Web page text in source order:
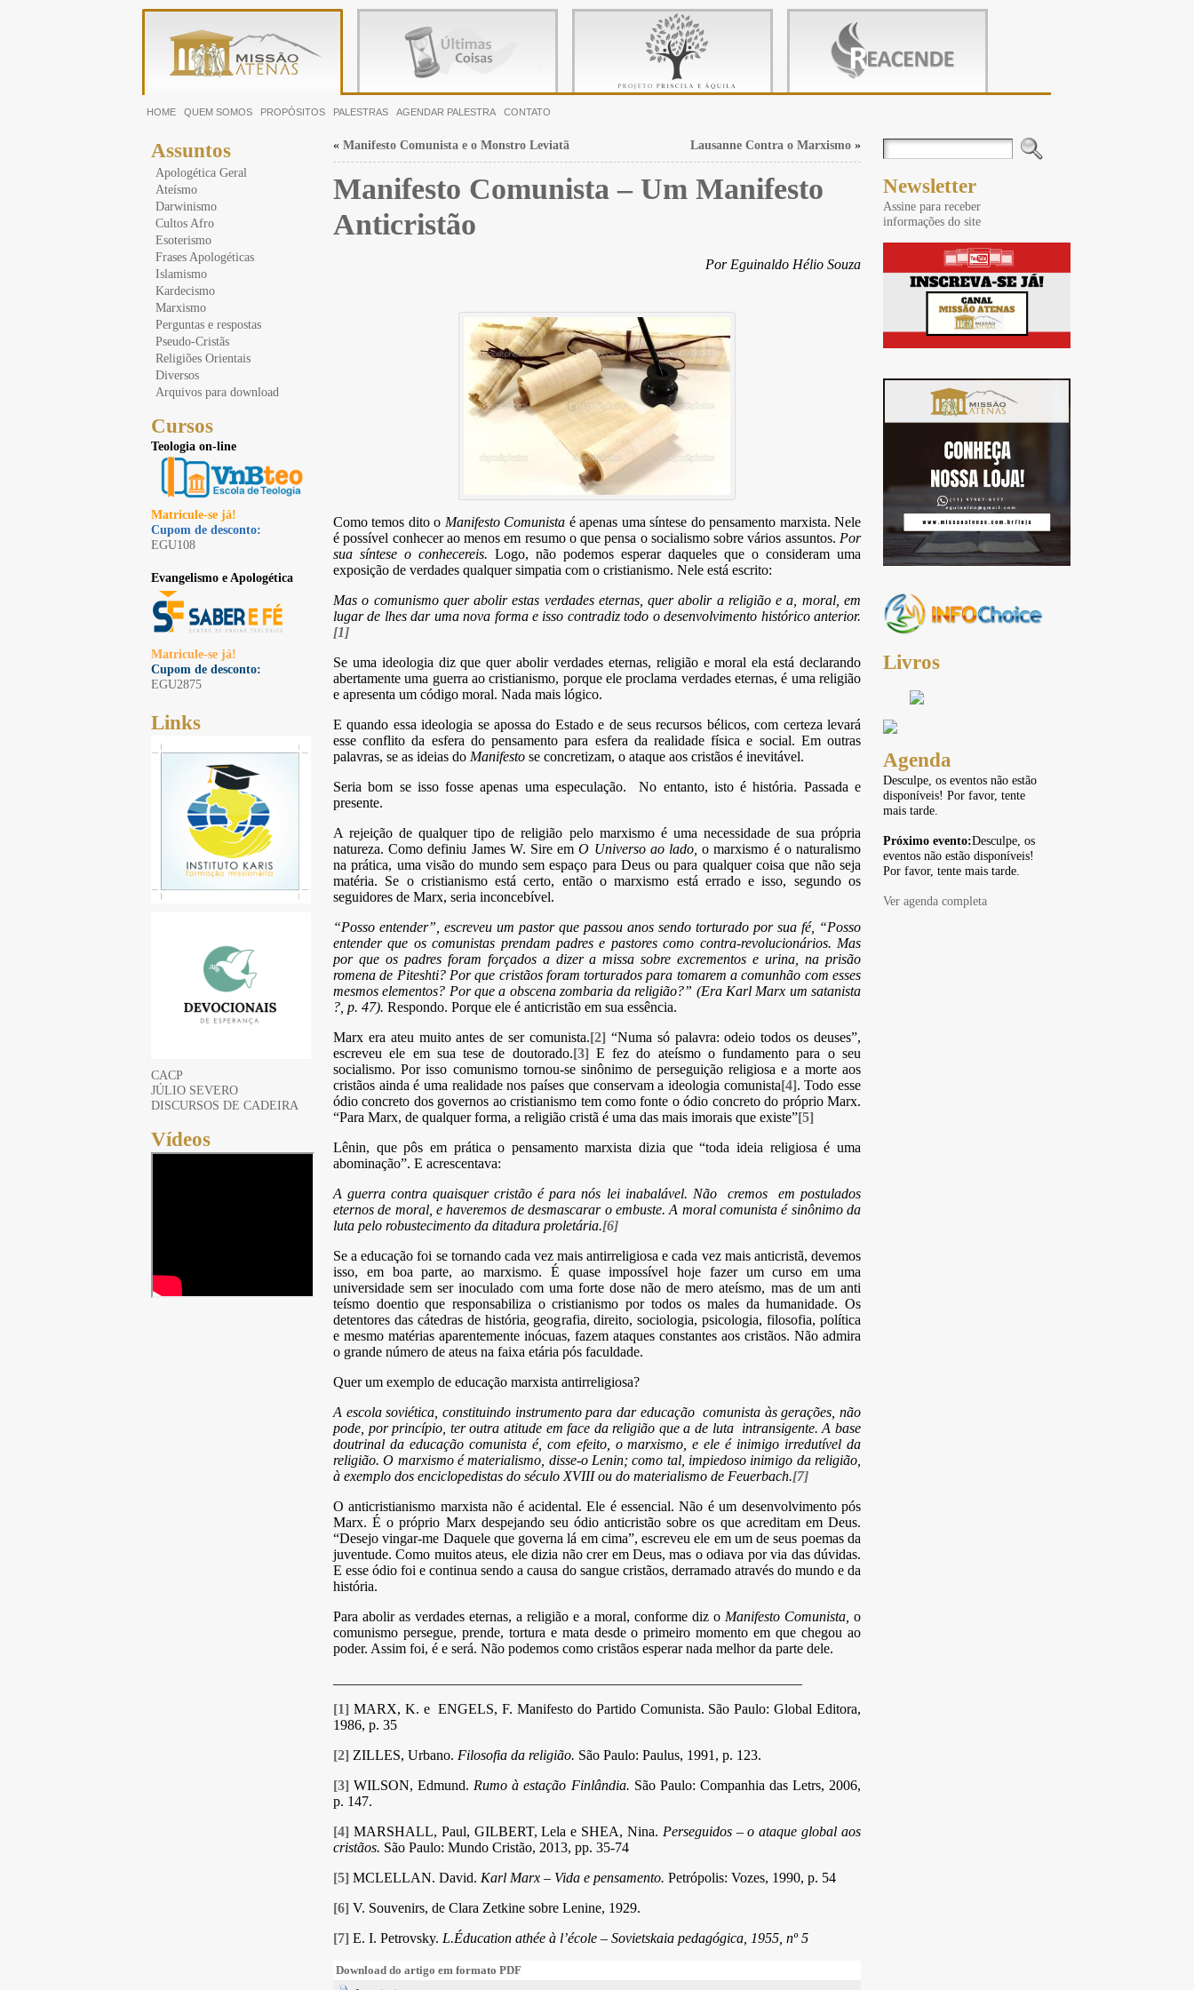
HOME QUEM SOMOS PROPÓSITOS PALESTRAS AGENDAR PALESTRA CONTATO
Assuntos
Apologética Geral
Ateísmo
Darwinismo
Cultos Afro
Esoterismo
Frases Apologéticas
Islamismo
Kardecismo
Marxismo
Perguntas e respostas
Pseudo-Cristãs
Religiões Orientais
Diversos
Arquivos para download
Cursos
Teologia on-line
Matricule-se já!
Cupom de desconto:
EGU108
Evangelismo e Apologética
Matricule-se já!
Cupom de desconto:
EGU2875
Links
CACP
JÚLIO SEVERO
DISCURSOS DE CADEIRA
Vídeos
« Manifesto Comunista e o Monstro Leviatã Lausanne Contra o Marxismo »
Manifesto Comunista – Um Manifesto
Anticristão
Por Eguinaldo Hélio Souza
Como temos dito o Manifesto Comunista é apenas uma síntese do pensamento marxista. Nele
é possível conhecer ao menos em resumo o que pensa o socialismo sobre vários assuntos. Por
sua síntese o conhecereis. Logo, não podemos esperar daqueles que o consideram uma
exposição de verdades qualquer simpatia com o cristianismo. Nele está escrito:
Mas o comunismo quer abolir estas verdades eternas, quer abolir a religião e a, moral, em
lugar de lhes dar uma nova forma e isso contradiz todo o desenvolvimento histórico anterior.
[1]
Se uma ideologia diz que quer abolir verdades eternas, religião e moral ela está declarando
abertamente uma guerra ao cristianismo, porque ele proclama verdades eternas, é uma religião
e apresenta um código moral. Nada mais lógico.
E quando essa ideologia se apossa do Estado e de seus recursos bélicos, com certeza levará
esse conflito da esfera do pensamento para esfera da realidade física e social. Em outras
palavras, se as ideias do Manifesto se concretizam, o ataque aos cristãos é inevitável.
Seria bom se isso fosse apenas uma especulação. No entanto, isto é história. Passada e
presente.
A rejeição de qualquer tipo de religião pelo marxismo é uma necessidade de sua própria
natureza. Como definiu James W. Sire emO Universo ao lado,o marxismo é o naturalismo
na prática, uma visão do mundo sem espaço para Deus ou para qualquer coisa que não seja
matéria. Se o cristianismo está certo, então o marxismo está errado e isso, segundo os
seguidores de Marx, seria inconcebível.
“Posso entender”, escreveu um pastor que passou anos sendo torturado por sua fé, “Posso
entender que os comunistas prendam padres e pastores como contra-revolucionários. Mas
por que os padres foram forçados a dizer a missa sobre excrementos e urina, na prisão
romena de Piteshti? Por que cristãos foram torturados para tomarem a comunhão com esses
mesmos elementos? Por que a obscena zombaria da religião?” (Era Karl Marx um satanista
?, p. 47). Respondo. Porque ele é anticristão em sua essência.
Marx era ateu muito antes de ser comunista.[2] “Numa só palavra: odeio todos os deuses”,
escreveu ele em sua tese de doutorado.[3] E fez do ateísmo o fundamento para o seu
socialismo. Por isso comunismo tornou-se sinônimo de perseguição religiosa e a morte aos
cristãos ainda é uma realidade nos países que conservam a ideologia comunista[4]. Todo esse
ódio concreto dos governos ao cristianismo tem como fonte o ódio concreto do próprio Marx.
“Para Marx, de qualquer forma, a religião cristã é uma das mais imorais que existe”[5]
Lênin, que pôs em prática o pensamento marxista dizia que “toda ideia religiosa é uma
abominação”. E acrescentava:
A guerra contra quaisquer cristão é para nós lei inabalável. Não cremos em postulados
eternos de moral, e haveremos de desmascarar o embuste. A moral comunista é sinônimo da
luta pelo robustecimento da ditadura proletária.[6]
Se a educação foi se tornando cada vez mais antirreligiosa e cada vez mais anticristã, devemos
isso, em boa parte, ao marxismo. É quase impossível hoje fazer um curso em uma
universidade sem ser inoculado com uma forte dose não de mero ateísmo, mas de um anti
teísmo doentio que responsabiliza o cristianismo por todos os males da humanidade. Os
detentores das cátedras de história, geografia, direito, sociologia, psicologia, filosofia, política
e mesmo matérias aparentemente inócuas, fazem ataques constantes aos cristãos. Não admira
o grande número de ateus na faixa etária pós faculdade.
Quer um exemplo de educação marxista antirreligiosa?
A escola soviética, constituindo instrumento para dar educação comunista às gerações, não
pode, por princípio, ter outra atitude em face da religião que a de luta intransigente. A base
doutrinal da educação comunista é, com efeito, o marxismo, e ele é inimigo irredutível da
religião. O marxismo é materialismo, disse-o Lenin; como tal, impiedoso inimigo da religião,
à exemplo dos enciclopedistas do século XVIII ou do materialismo de Feuerbach.[7]
O anticristianismo marxista não é acidental. Ele é essencial. Não é um desenvolvimento pós
Marx. É o próprio Marx despejando seu ódio anticristão sobre os que acreditam em Deus.
“Desejo vingar-me Daquele que governa lá em cima”, escreveu ele em um de seus poemas da
juventude. Como muitos ateus, ele dizia não crer em Deus, mas o odiava por via das dúvidas.
E esse ódio foi e continua sendo a causa do sangue cristãos, derramado através do mundo e da
história.
Para abolir as verdades eternas, a religião e a moral, conforme diz o Manifesto Comunista, o
comunismo persegue, prende, tortura e mata desde o primeiro momento em que chegou ao
poder. Assim foi, é e será. Não podemos como cristãos esperar nada melhor da parte dele.
[1] MARX, K. e ENGELS, F. Manifesto do Partido Comunista. São Paulo: Global Editora,
1986, p. 35
[2] ZILLES, Urbano. Filosofia da religião. São Paulo: Paulus, 1991, p. 123.
[3] WILSON, Edmund. Rumo à estação Finlândia. São Paulo: Companhia das Letrs, 2006,
p. 147.
[4] MARSHALL, Paul, GILBERT, Lela e SHEA, Nina. Perseguidos – o ataque global aos
cristãos. São Paulo: Mundo Cristão, 2013, pp. 35-74
[5] MCLELLAN. David. Karl Marx – Vida e pensamento. Petrópolis: Vozes, 1990, p. 54
[6] V. Souvenirs, de Clara Zetkine sobre Lenine, 1929.
[7] E. I. Petrovsky. L.Éducation athée à l’école – Sovietskaia pedagógica, 1955, nº 5
Download do artigo em formato PDF
Newsletter
Assine para receber
informações do site
Livros
Agenda
Desculpe, os eventos não estão
disponíveis! Por favor, tente
mais tarde.
Próximo evento:Desculpe, os
eventos não estão disponíveis!
Por favor, tente mais tarde.
Ver agenda completa